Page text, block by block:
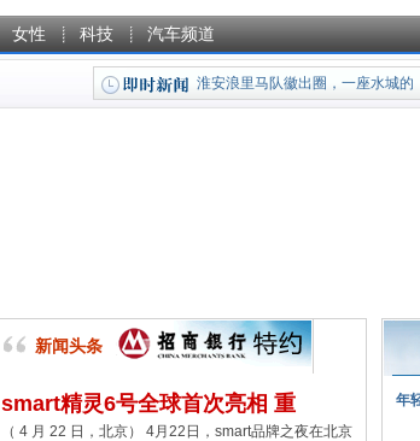
女性 科技 汽车频道
淮安浪里马队徽出圈，一座水城的
新闻头条
smart精灵6号全球首次亮相 重
（ 4 月 22 日，北京） 4月22日，smart品牌之夜在北京
年